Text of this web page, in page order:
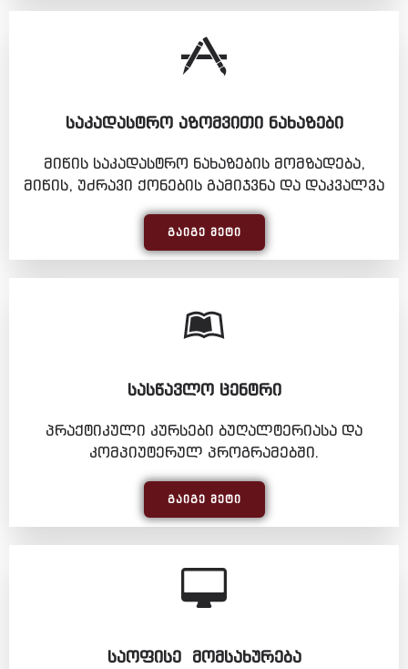
ᲡᲐᲙᲐᲓᲐᲡᲢᲠᲝ ᲐᲖᲝᲛᲕᲘᲗᲘ ᲜᲐᲮᲐᲖᲔᲑᲘ
მიწის საკადასტრო ნახაზების მომზადება,
მიწის, უძრავი ქონების გამიჯვნა და დაკვალვა
ᲒᲐᲘᲒᲔ ᲛᲔᲢᲘ
ᲡᲐᲡᲬᲐᲕᲚᲝ ᲪᲔᲜᲢᲠᲘ
პრაქტიკული კურსები ბუღალტერიასა და
კომპიუტერულ პროგრამებში.
ᲒᲐᲘᲒᲔ ᲛᲔᲢᲘ
ᲡᲐᲝᲤᲘᲡᲔ ᲛᲝᲛᲡᲐᲮᲣᲠᲔᲑᲐ